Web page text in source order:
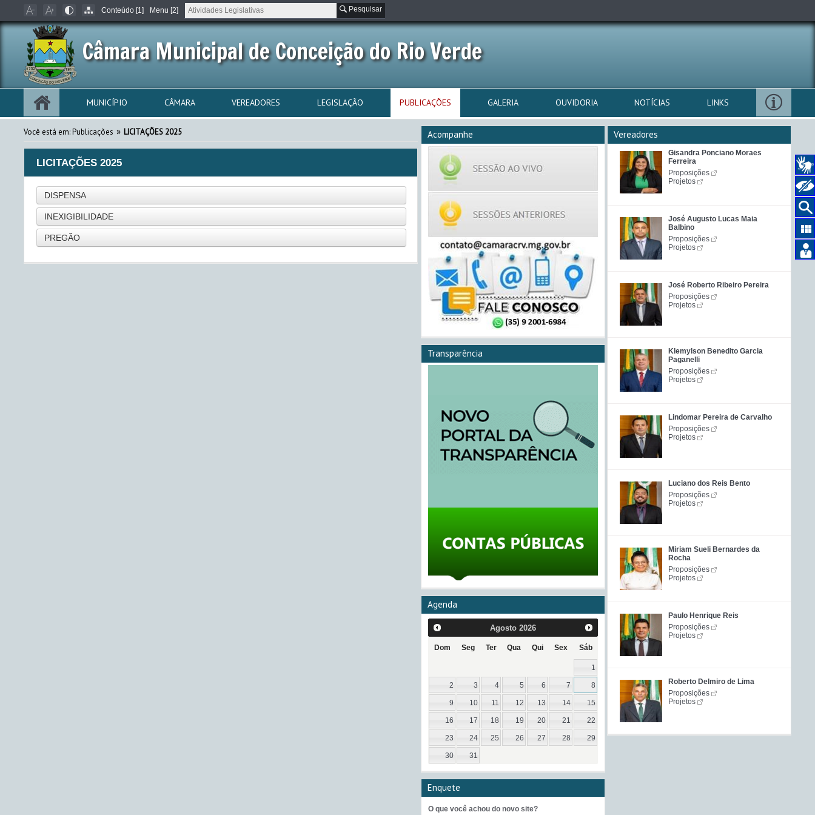
Conteúdo [1] Menu [2] Pesquisar
Câmara Municipal de Conceição do Rio Verde
MUNICÍPIO CÂMARA VEREADORES LEGISLAÇÃO PUBLICAÇÕES GALERIA OUVIDORIA NOTÍCIAS LINKS
Você está em:Publicações » LICITAÇÕES 2025
LICITAÇÕES 2025
DISPENSA
INEXIGIBILIDADE
PREGÃO
Vereadores
Gisandra Ponciano Moraes
Ferreira
Proposições
Projetos
José Augusto Lucas Maia
Balbino
Proposições
Projetos
José Roberto Ribeiro Pereira
Proposições
Projetos
Klemylson Benedito Garcia
Paganelli
Proposições
Projetos
Lindomar Pereira de Carvalho
Proposições
Projetos
Luciano dos Reis Bento
Proposições
Projetos
Miriam Sueli Bernardes da
Rocha
Proposições
Projetos
Paulo Henrique Reis
Proposições
Projetos
Roberto Delmiro de Lima
Proposições
Projetos
Acompanhe
Transparência
Agenda
Agosto 2026
Dom Seg Ter Qua Qui Sex Sáb
1
2 3 4 5 6 7 8
9 10 11 12 13 14 15
16 17 18 19 20 21 22
23 24 25 26 27 28 29
30 31
Enquete
O que você achou do novo site?